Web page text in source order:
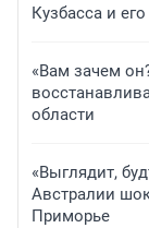
Кузбасса и
«Вам зачем
области
«Выглядит,
Австралии
Приморье